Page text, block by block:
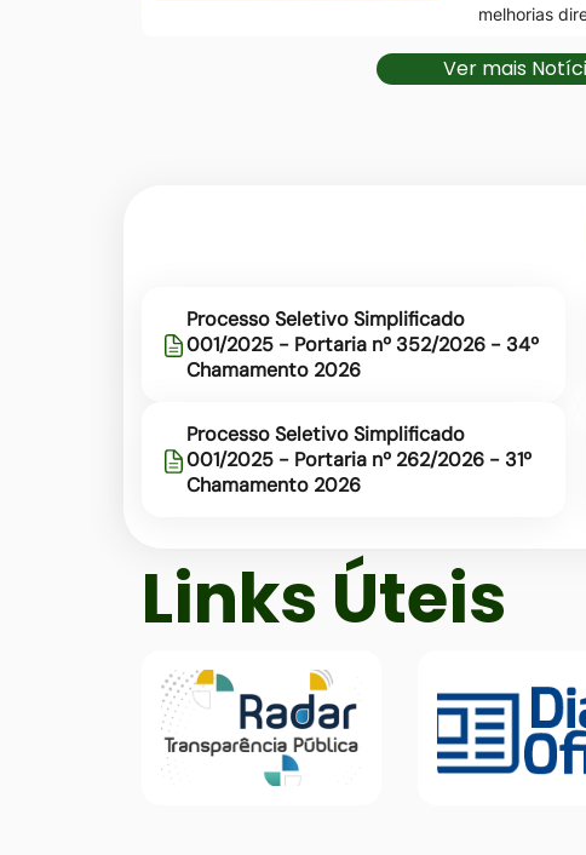
melhorias
Ver mais
Processo Seletivo Simplificado
001/2025 - Portaria nº 352/2026 - 34º
Chamamento 2026
Processo Seletivo Simplificado
001/2025 - Portaria nº 262/2026 - 31º
Chamamento 2026
Seção Links ÚteisLinks Úteis